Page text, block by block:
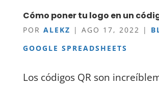
Cómo poner tu logo en un
POR ALEKZ | AGO 17, 2022 |
GOOGLE SPREADSHEETS
Los códigos QR son